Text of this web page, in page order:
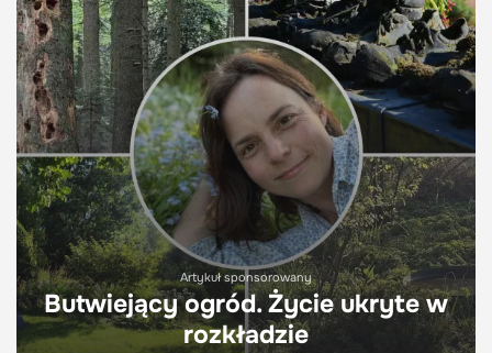
Artykuł sponsorowany
Butwiejący ogród. Życie ukryte w
rozkładzie